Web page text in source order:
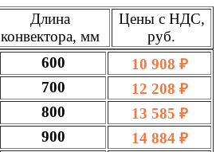
Длина
конвектора, мм
Цены с НДС,
руб.
600
10 908 ₽
700
12 208 ₽
800
13 585 ₽
900
14 884 ₽